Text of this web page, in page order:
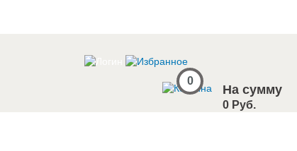
0
На сумму
0 Руб.